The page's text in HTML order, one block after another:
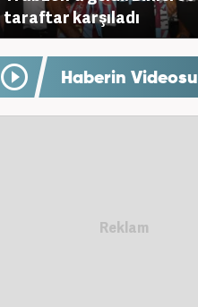
taraftar karşıladı
Haberin Videosu